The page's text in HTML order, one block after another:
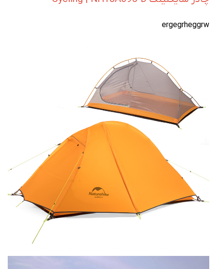
ergegrheggrw